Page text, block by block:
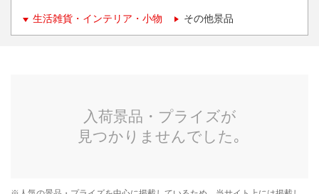
生活雑貨・インテリア・小物 その他景品